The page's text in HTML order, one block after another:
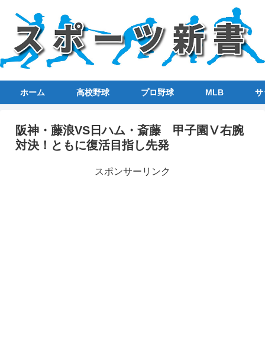
ホーム 高校野球 プロ野球 MLB サ
阪神・藤浪VS日ハム・斎藤 甲子園Ⅴ右腕
対決！ともに復活目指し先発
スポンサーリンク